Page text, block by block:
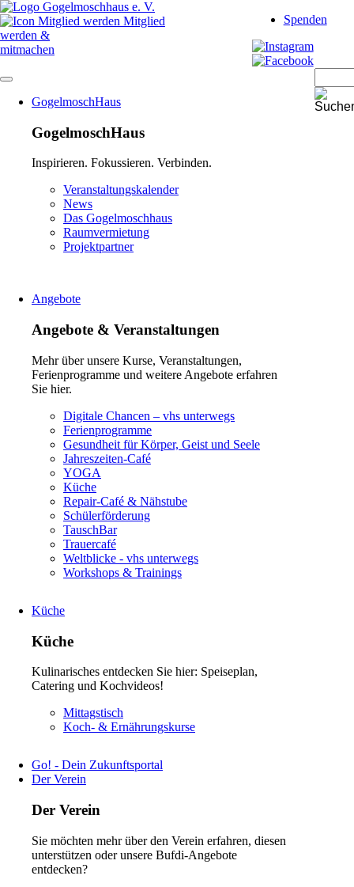
Mitglied
werden &
mitmachen
überspringen
Spenden
überspringenGogelmoschHaus
GogelmoschHaus
Inspirieren. Fokussieren. Verbinden.
Navigation
überspringen
Veranstaltungskalender
News
Das Gogelmoschhaus
Raumvermietung
Projektpartner
Angebote
Angebote & Veranstaltungen
Mehr über unsere Kurse, Veranstaltungen,
Ferienprogramme und weitere Angebote erfahren
Sie hier.
Navigation
überspringen
Digitale Chancen – vhs unterwegs
Ferienprogramme
Gesundheit für Körper, Geist und Seele
Jahreszeiten-Café
YOGA
Küche
Repair-Café & Nähstube
Schülerförderung
TauschBar
Trauercafé
Weltblicke - vhs unterwegs
Workshops & Trainings
Küche
Küche
Kulinarisches entdecken Sie hier: Speiseplan,
Catering und Kochvideos!
Navigation
überspringen
Mittagstisch
Koch- & Ernährungskurse
Go! - Dein Zukunftsportal
Der Verein
Der Verein
Sie möchten mehr über den Verein erfahren, diesen
unterstützen oder unsere Bufdi-Angebote
entdecken?